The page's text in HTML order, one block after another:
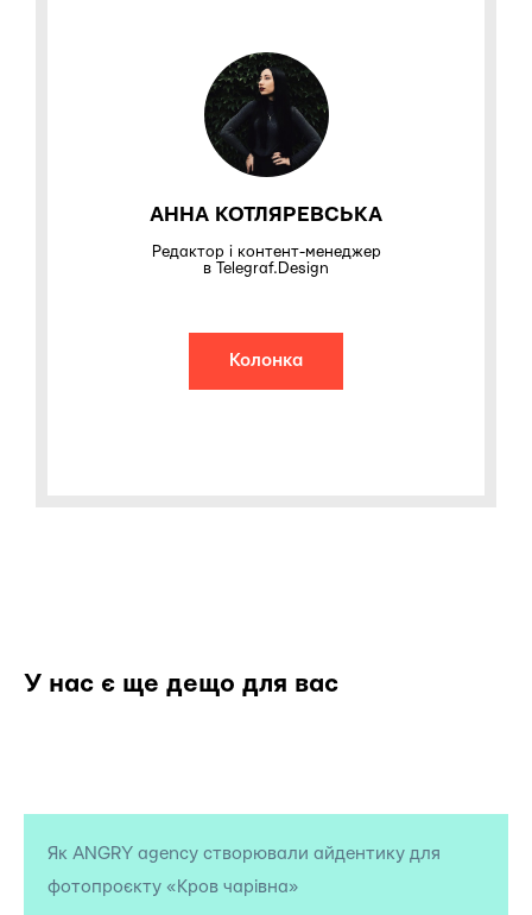
АННА КОТЛЯРЕВСЬКА
Редактор і контент-менеджер
в Telegraf.Design
Колонка
У нас є ще дещо для вас
Як ANGRY agency створювали айдентику для
фотопроєкту «Кров чарівна»